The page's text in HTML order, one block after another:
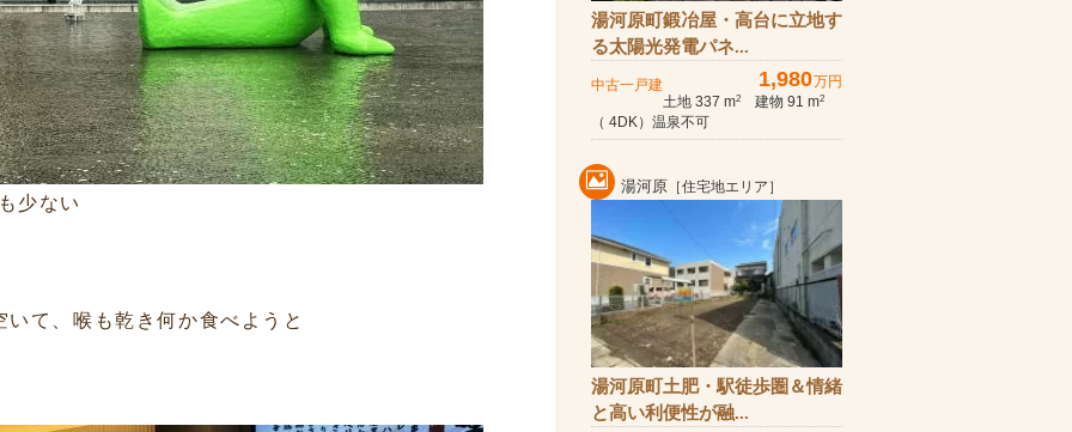
少ない
て、喉も乾き何か食べようと
湯河原町鍛冶屋・高台に立地す
る太陽光発電パネ...
中古一戸建 1,980万円
土地 337 m2 建物 91 m2
（ 4DK）温泉不可
湯河原 ［住宅地エリア］
湯河原町土肥・駅徒歩圏＆情緒
と高い利便性が融...